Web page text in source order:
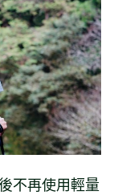
年四季都能穿
不再使用輕量